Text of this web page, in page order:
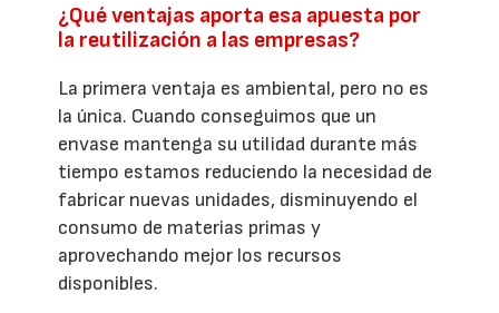
¿Qué ventajas aporta esa apuesta por
la reutilización a las empresas?
La primera ventaja es ambiental, pero no es
la única. Cuando conseguimos que un
envase mantenga su utilidad durante más
tiempo estamos reduciendo la necesidad de
fabricar nuevas unidades, disminuyendo el
consumo de materias primas y
aprovechando mejor los recursos
disponibles.